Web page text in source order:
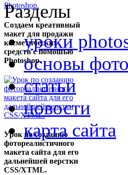
Создаем креативный
макет для продажи
косметических
средств с помошью
Photoshop.
Урок по созданию
фотореалистичного
макета сайта для его
дальнейшей верстки
CSS/XTML.
Разделы
уроки
основы фото
статьи
новости
карта сайта